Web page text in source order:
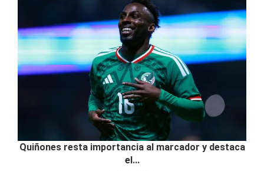
Quiñones resta importancia al marcador y destaca
el...